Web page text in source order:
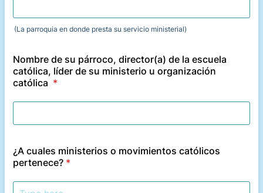
(La parroquia en donde presta su servicio ministerial)
Nombre de su párroco, director(a) de la escuela
católica, líder de su ministerio u organización
católica *
¿A cuales ministerios o movimientos católicos
pertenece? *